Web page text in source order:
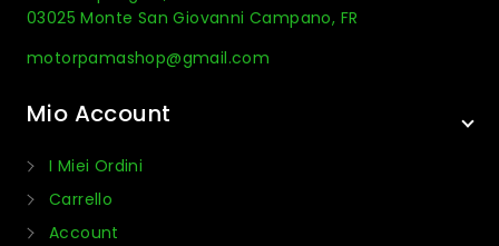
03025 Monte San Giovanni Campano, FR
motorpamashop@gmail.com
Mio Account
I Miei Ordini
Carrello
Account